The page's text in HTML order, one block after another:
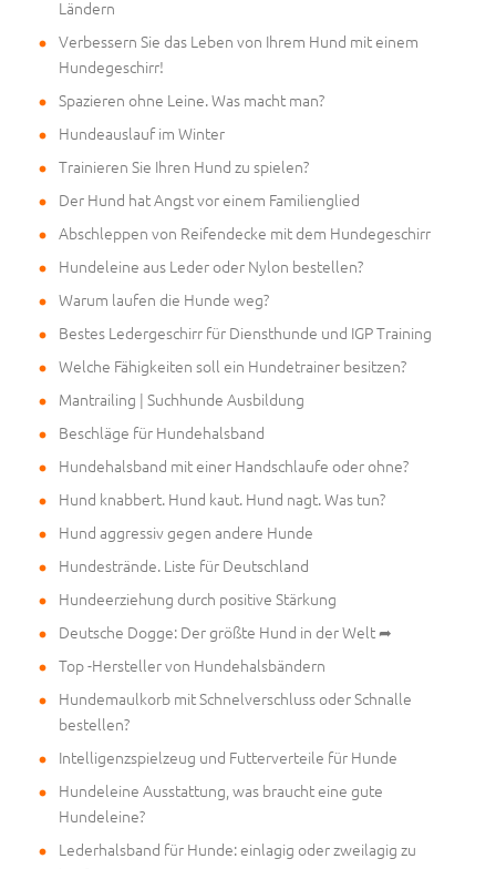
Ländern
Verbessern Sie das Leben von Ihrem Hund mit einem
Hundegeschirr!
Spazieren ohne Leine. Was macht man?
Hundeauslauf im Winter
Trainieren Sie Ihren Hund zu spielen?
Der Hund hat Angst vor einem Familienglied
Abschleppen von Reifendecke mit dem Hundegeschirr
Hundeleine aus Leder oder Nylon bestellen?
Warum laufen die Hunde weg?
Bestes Ledergeschirr für Diensthunde und IGP Training
Welche Fähigkeiten soll ein Hundetrainer besitzen?
Mantrailing | Suchhunde Ausbildung
Beschläge für Hundehalsband
Hundehalsband mit einer Handschlaufe oder ohne?
Hund knabbert. Hund kaut. Hund nagt. Was tun?
Hund aggressiv gegen andere Hunde
Hundestrände. Liste für Deutschland
Hundeerziehung durch positive Stärkung
Deutsche Dogge: Der größte Hund in der Welt ➦
Top -Hersteller von Hundehalsbändern
Hundemaulkorb mit Schnelverschluss oder Schnalle
bestellen?
Intelligenzspielzeug und Futterverteile für Hunde
Hundeleine Ausstattung, was braucht eine gute
Hundeleine?
Lederhalsband für Hunde: einlagig oder zweilagig zu